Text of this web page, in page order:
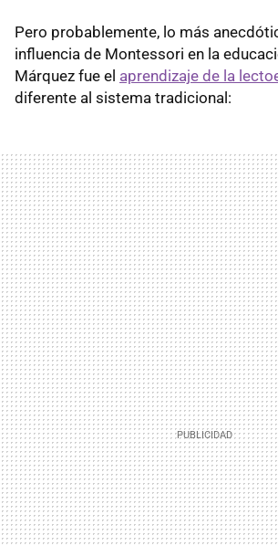
Pero probablemente, lo más
influencia de Montessori en la
Márquez fue el aprendizaje de la
diferente al sistema tradicional: